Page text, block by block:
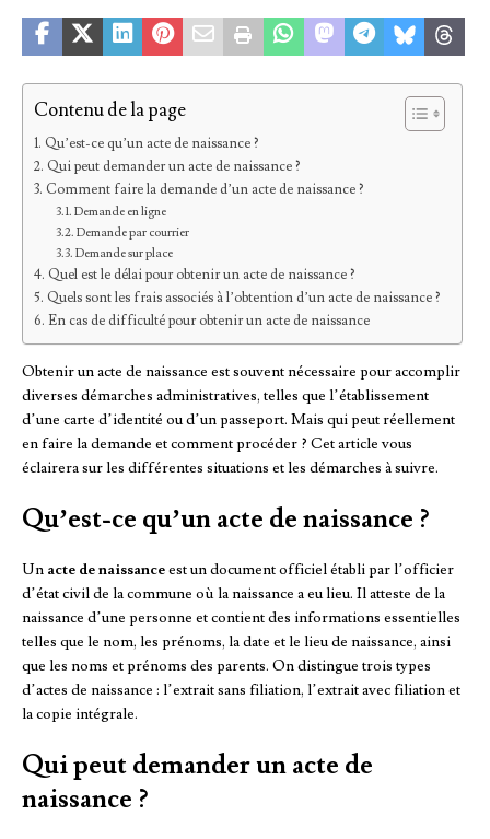
Contenu de la page
Qu’est-ce qu’un acte de naissance ?
Qui peut demander un acte de naissance ?
Comment faire la demande d’un acte de naissance ?
Demande en ligne
Demande par courrier
Demande sur place
Quel est le délai pour obtenir un acte de naissance ?
Quels sont les frais associés à l’obtention d’un acte de naissance ?
En cas de difficulté pour obtenir un acte de naissance
Obtenir un acte de naissance est souvent nécessaire pour accomplir
diverses démarches administratives, telles que l’établissement
d’une carte d’identité ou d’un passeport. Mais qui peut réellement
en faire la demande et comment procéder ? Cet article vous
éclairera sur les différentes situations et les démarches à suivre.
Qu’est-ce qu’un acte de naissance ?
Un acte de naissanceest un document officiel établi par l’officier
d’état civil de la commune où la naissance a eu lieu. Il atteste de la
naissance d’une personne et contient des informations essentielles
telles que le nom, les prénoms, la date et le lieu de naissance, ainsi
que les noms et prénoms des parents. On distingue trois types
d’actes de naissance : l’extrait sans filiation, l’extrait avec filiation et
la copie intégrale.
Qui peut demander un acte de
naissance ?